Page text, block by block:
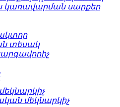
կառավարման սարքեր
տեսակ
մեկնարկիչ